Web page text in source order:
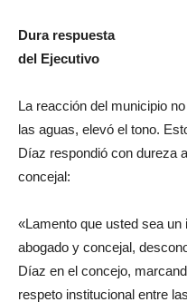
Dura respuesta
del Ejecutivo
La reacción del municipio
las aguas, elevó el tono.
Díaz respondió con dureza
concejal:
«Lamento que usted sea
abogado y concejal,
Díaz en el concejo,
respeto institucional entre